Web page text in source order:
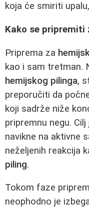
koja će smiriti
Kako se pripremiti
Priprema za
kao i sam tretman.
hemijskog pilinga,
preporučiti da
koji sadrže niže
pripremnu negu.
navikne na aktivne
neželjenih reakcija
piling.
Tokom faze
neophodno je